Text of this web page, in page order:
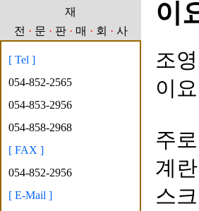
재
전 · 문 · 판 · 매 · 회 · 사
[ Tel ]
054-852-2565
054-853-2956
054-858-2968
[ FAX ]
054-852-2956
[ E-Mail ]
이
조
이
주
계
스